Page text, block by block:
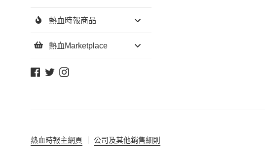
熱血時報商品
熱血Marketplace
Facebook
TwitterInstagram
熱血時報主網頁 公司及其他銷售細則